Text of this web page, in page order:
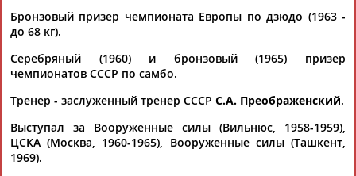
Флюра
АББАТЕ-
Татьяна
Акжана
Артур
Бронзовый призер чемпионата Европы по дзюдо (1963 -
до 68 кг).
Серебряный (1960) и бронзовый (1965) призер
чемпионатов СССР по самбо.
Тренер - заслуженный тренер СССР С.А. Преображенский.
Выступал за Вооруженные силы (Вильнюс, 1958-1959),
ЦСКА (Москва, 1960-1965), Вооруженные силы (Ташкент,
1969).